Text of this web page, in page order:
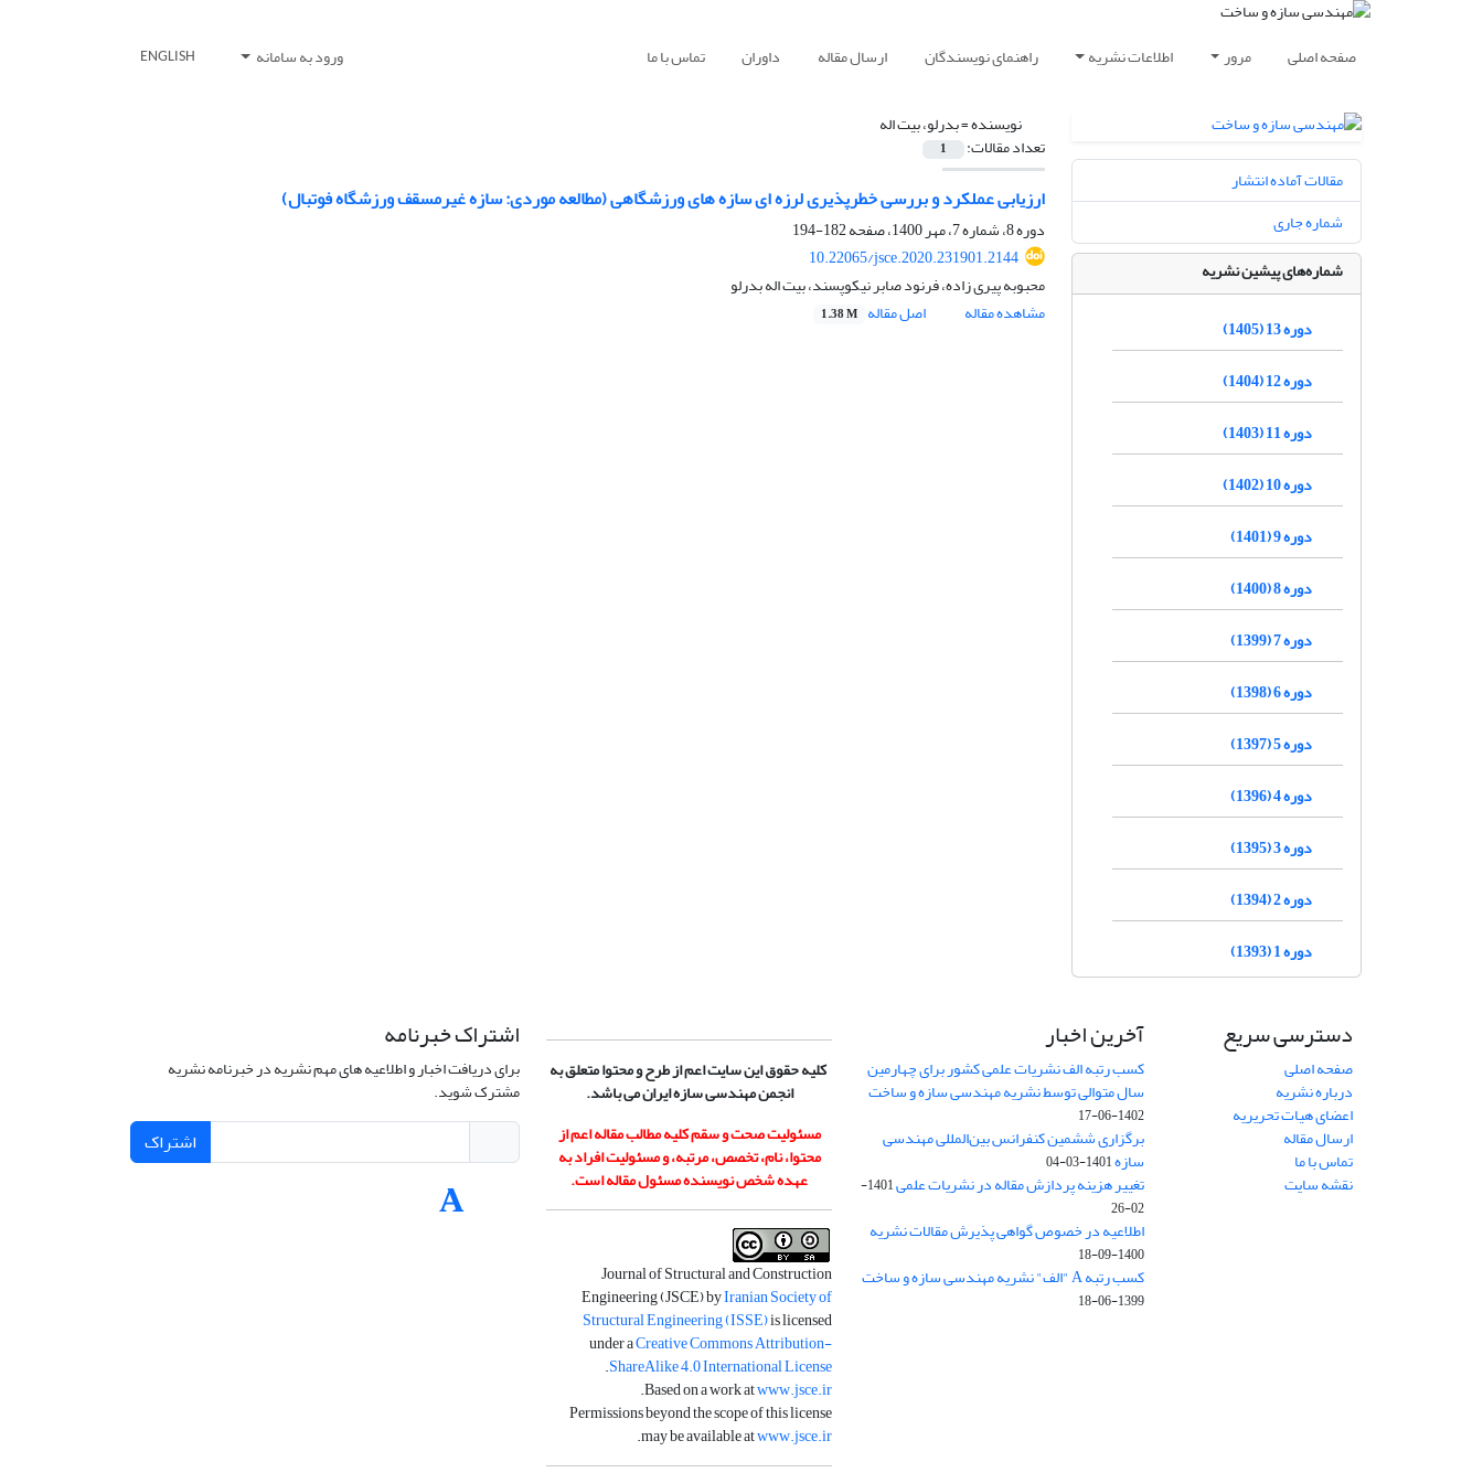
صفحه اصلی مرور اطلاعات نشریه راهنمای نویسندگان ارسال مقاله داوران تماس با ما ورود به سامانه ENGLISH
نویسنده =بدرلو، بیت اله
تعداد مقالات: 1
ارزیابی عملکرد و بررسی خطرپذیری لرزه ای سازه های ورزشگاهی (مطالعه موردی: سازه غیرمسقف ورزشگاه فوتبال)
دوره 8، شماره 7، مهر 1400، صفحه
182-194
10.22065/jsce.2020.231901.2144
محبوبه پیری زاده، فرنود صابر نیکوپسند، بیت اله بدرلو
مشاهده مقاله
اصل مقاله 1.38 M
مقالات آماده انتشار
شماره جاری
شماره‌های پیشین نشریه
دوره 13 (1405)
دوره 12 (1404)
دوره 11 (1403)
دوره 10 (1402)
دوره 9 (1401)
دوره 8 (1400)
دوره 7 (1399)
دوره 6 (1398)
دوره 5 (1397)
دوره 4 (1396)
دوره 3 (1395)
دوره 2 (1394)
دوره 1 (1393)
دسترسی سریع
صفحه اصلی
درباره نشریه
اعضای هیات تحریریه
ارسال مقاله
تماس با ما
نقشه سایت
آخرین اخبار
کسب رتبه الف نشریات علمی کشور برای چهارمین
سال متوالی توسط نشریه مهندسی سازه و ساخت
1402-06-17
برگزاری ششمین کنفرانس بین‌المللی مهندسی
سازه1401-03-04
تغییر هزینه پردازش مقاله در نشریات علمی
1401-
02-26
اطلاعیه در خصوص گواهی پذیرش مقالات نشریه
1400-09-18
کسب رتبه A "الف" نشریه مهندسی سازه و ساخت
1399-06-18
کلیه حقوق این سایت اعم از طرح و محتوا متعلق به
انجمن مهندسی سازه ایران می باشد.
مسئولیت صحت و سقم کلیه مطالب مقاله اعم از
محتوا، نام، تخصص، مرتبه، و مسئولیت افراد به
عهده شخص نویسنده مسئول مقاله است.
Journal of Structural and Construction
Engineering (JSCE) byIranian Society of
Structural Engineering (ISSE)is licensed
under aCreative Commons Attribution-
ShareAlike 4.0 International License
.
Based on a work atwww.jsce.ir
.
Permissions beyond the scope of this license
may be available atwww.jsce.ir
.
اشتراک خبرنامه
برای دریافت اخبار و اطلاعیه های مهم نشریه در خبرنامه نشریه
مشترک شوید.
اشتراک